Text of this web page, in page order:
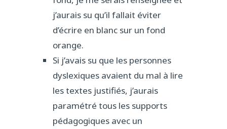
j’aurais su qu’il fallait éviter
d’écrire en blanc sur un fond
orange.
Si j’avais su que les personnes
dyslexiques avaient du mal à lire
les textes justifiés, j’aurais
paramétré tous les supports
pédagogiques avec un